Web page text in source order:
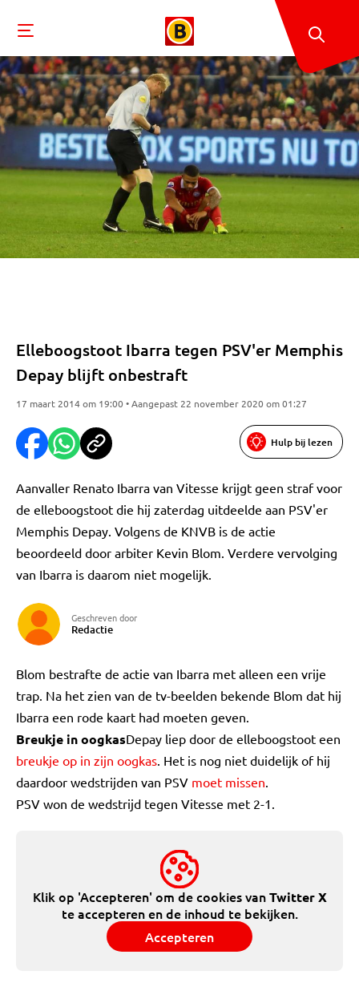
Elleboogstoot Ibarra tegen PSV'er Memphis
Depay blijft onbestraft
17 maart 2014 om 19:00 • Aangepast 22 november 2020 om 01:27
Hulp bij lezen
Aanvaller Renato Ibarra van Vitesse krijgt geen straf voor
de elleboogstoot die hij zaterdag uitdeelde aan PSV'er
Memphis Depay. Volgens de KNVB is de actie
beoordeeld door arbiter Kevin Blom. Verdere vervolging
van Ibarra is daarom niet mogelijk.
Geschreven door
Redactie
Blom bestrafte de actie van Ibarra met alleen een vrije
trap. Na het zien van de tv-beelden bekende Blom dat hij
Ibarra een rode kaart had moeten geven.
Breukje in oogkasDepay liep door de elleboogstoot een
breukje op in zijn oogkas. Het is nog niet duidelijk of hij
daardoor wedstrijden van PSV moet missen.
PSV won de wedstrijd tegen Vitesse met 2-1.
Klik op 'Accepteren' om de cookies vanTwitter X
te accepteren en de inhoud te bekijken.
Accepteren